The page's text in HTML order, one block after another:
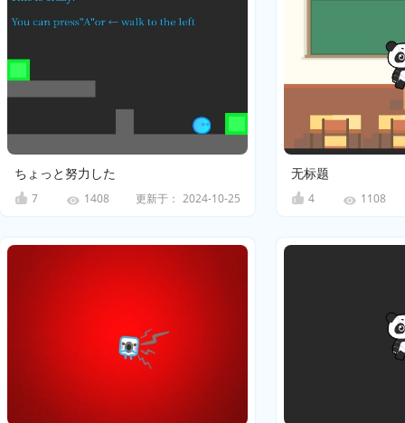
ちょっと努力した
7 1408 更新于： 2024-10-25
无标题
4 1108